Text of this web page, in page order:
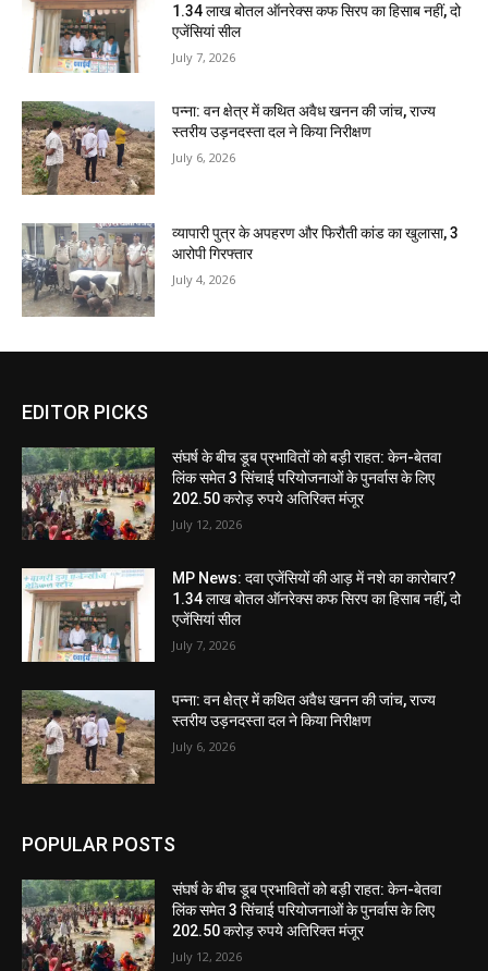
1.34 लाख बोतल ऑनरेक्स कफ सिरप का हिसाब नहीं, दो
एजेंसियां सील
July 7, 2026
पन्ना: वन क्षेत्र में कथित अवैध खनन की जांच, राज्य
स्तरीय उड़नदस्ता दल ने किया निरीक्षण
July 6, 2026
व्यापारी पुत्र के अपहरण और फिरौती कांड का खुलासा, 3
आरोपी गिरफ्तार
July 4, 2026
EDITOR PICKS
संघर्ष के बीच डूब प्रभावितों को बड़ी राहत: केन-बेतवा
लिंक समेत 3 सिंचाई परियोजनाओं के पुनर्वास के लिए
202.50 करोड़ रुपये अतिरिक्त मंजूर
July 12, 2026
MP News: दवा एजेंसियों की आड़ में नशे का कारोबार?
1.34 लाख बोतल ऑनरेक्स कफ सिरप का हिसाब नहीं, दो
एजेंसियां सील
July 7, 2026
पन्ना: वन क्षेत्र में कथित अवैध खनन की जांच, राज्य
स्तरीय उड़नदस्ता दल ने किया निरीक्षण
July 6, 2026
POPULAR POSTS
संघर्ष के बीच डूब प्रभावितों को बड़ी राहत: केन-बेतवा
लिंक समेत 3 सिंचाई परियोजनाओं के पुनर्वास के लिए
202.50 करोड़ रुपये अतिरिक्त मंजूर
July 12, 2026